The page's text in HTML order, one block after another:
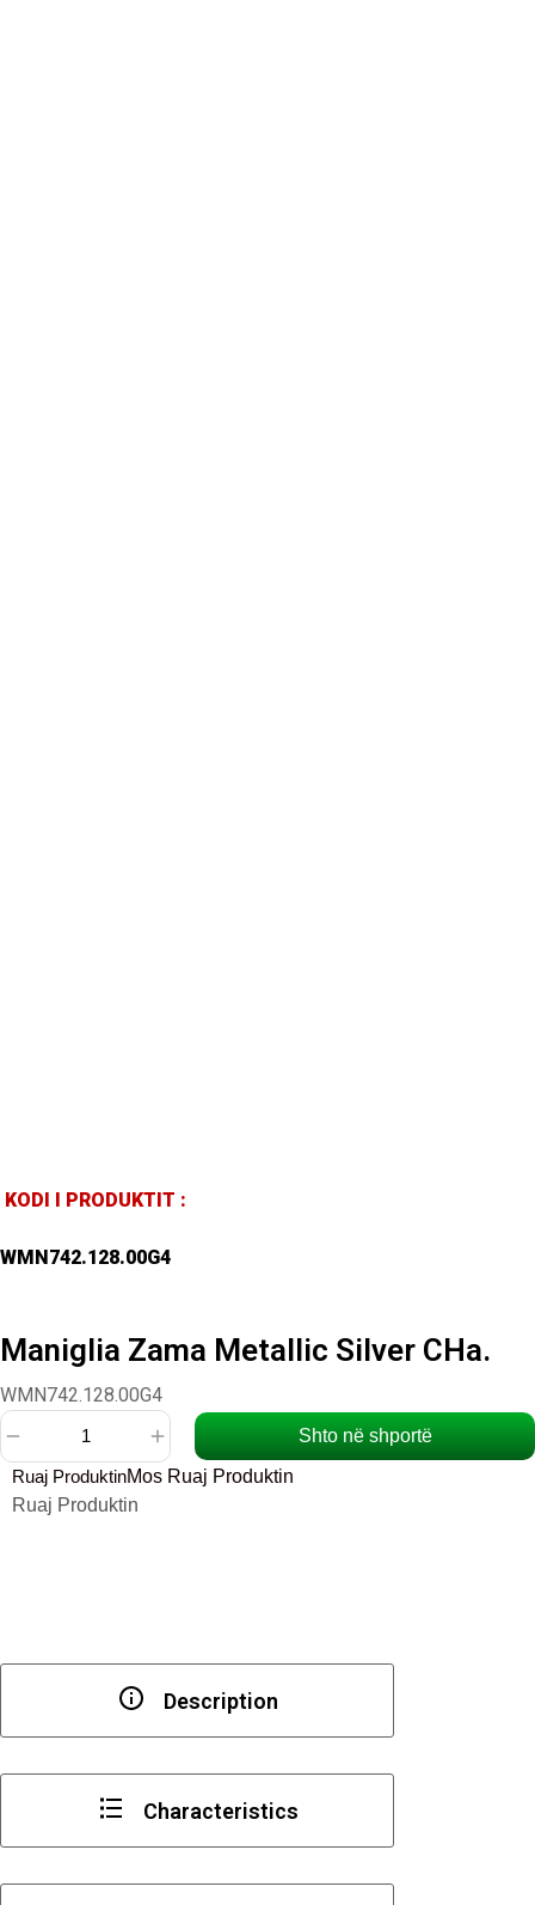
KODI I PRODUKTIT :
WMN742.128.00G4
Maniglia Zama Metallic Silver CHa.
WMN742.128.00G4
Maniglia
Zama
Shto në shportë
Ruaj ProduktinMos Ruaj Produktin
Ruaj Produktin
Description
Characteristics